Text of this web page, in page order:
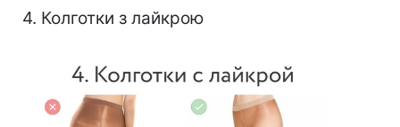
4. Колготки з лайкрою